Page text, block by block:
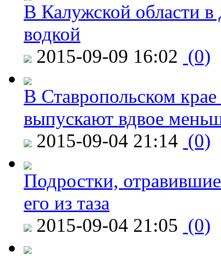
В Калужской области в
водкой
2015-09-09 16:02 (0)
В Ставропольском
выпускают вдвое
2015-09-04 21:14 (0)
Подростки,
его из таза
2015-09-04 21:05 (0)